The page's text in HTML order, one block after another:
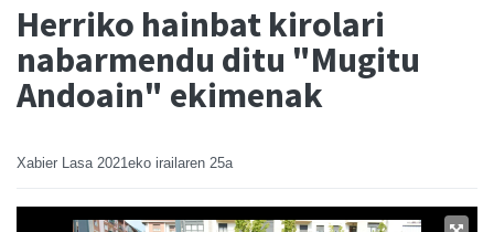
Herriko hainbat kirolari
nabarmendu ditu "Mugitu
Andoain" ekimenak
Xabier Lasa 2021eko irailaren 25a